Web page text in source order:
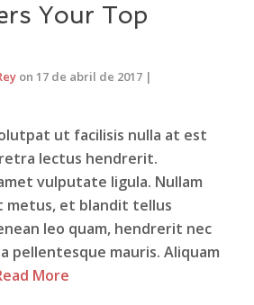
Your Top
on 17 de abril de 2017 |
ut facilisis nulla at est
lectus hendrerit.
vulputate ligula. Nullam
metus, et blandit tellus
leo quam, hendrerit nec
pellentesque mauris. Aliquam
More